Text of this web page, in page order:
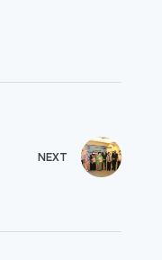
NEXT